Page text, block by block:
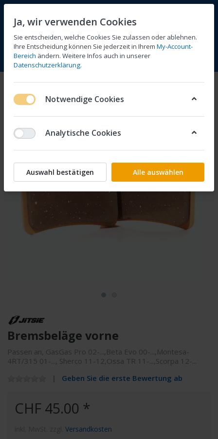
Menü Anmelden Vergleichen Wunschliste
Bremsbeläge vorne
Passen an, GasGas Pro 02-...,Beta Evo 00-...,Montesa-
4RT/315 01-..., Sherco 11-12,Ossa TR 11-...,Scorpa 12-...
Geben Sie die erste Bewertung ab
CHF 45.00 *
Versandkosten
Ja, wir verwenden Cookies
Sie entscheiden, welche Cookies Sie zulassen oder ablehnen.
Ihre Entscheidung können Sie jederzeit in Ihrem My-Account-
Bereich ändern. Weitere Infos auch in unserer
Datenschutzerklärung.
Notwendige Cookies
Analytische Cookies
Auswahl bestätigen Alle auswählen